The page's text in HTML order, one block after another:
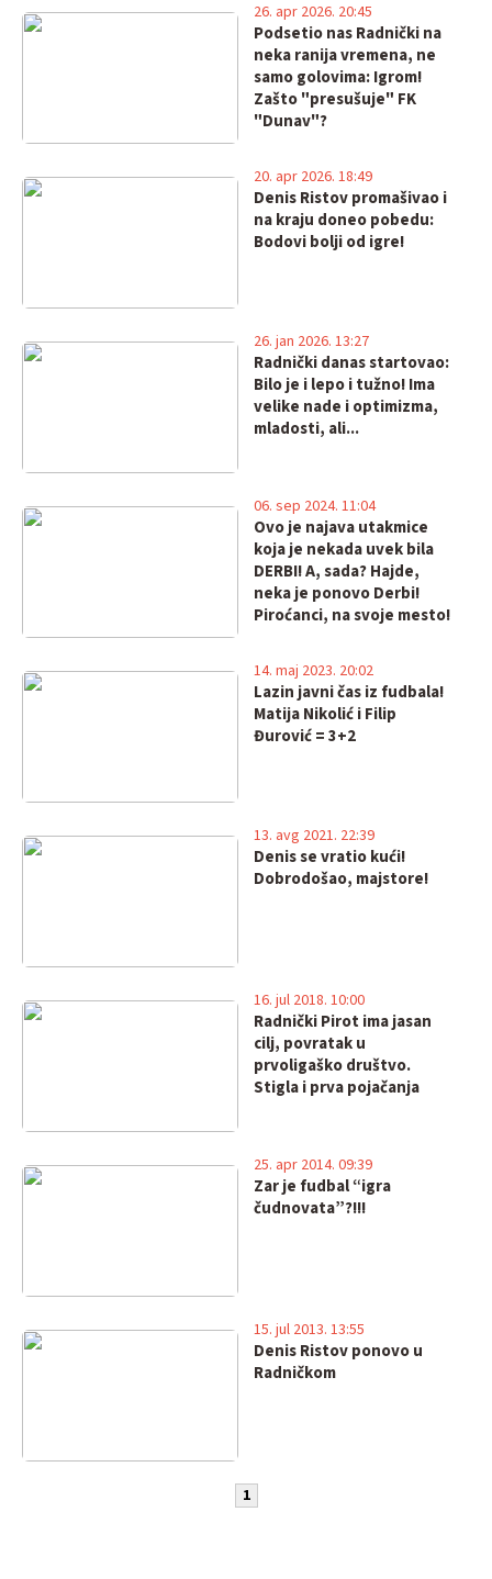
Podsetio nas Radnički na
neka ranija vremena, ne
samo golovima: Igrom!
Zašto "presušuje" FK
"Dunav"?
26. apr 2026. 20:45
Denis Ristov promašivao i
na kraju doneo pobedu:
Bodovi bolji od igre!
20. apr 2026. 18:49
Radnički danas startovao:
Bilo je i lepo i tužno! Ima
velike nade i optimizma,
mladosti, ali...
26. jan 2026. 13:27
Ovo je najava utakmice
koja je nekada uvek bila
DERBI! A, sada? Hajde,
neka je ponovo Derbi!
Piroćanci, na svoje mesto!
06. sep 2024. 11:04
Lazin javni čas iz fudbala!
Matija Nikolić i Filip
Đurović = 3+2
14. maj 2023. 20:02
Denis se vratio kući!
Dobrodošao, majstore!
13. avg 2021. 22:39
Radnički Pirot ima jasan
cilj, povratak u
prvoligaško društvo.
Stigla i prva pojačanja
16. jul 2018. 10:00
Zar je fudbal “igra
čudnovata”?!!!
25. apr 2014. 09:39
Denis Ristov ponovo u
Radničkom
15. jul 2013. 13:55
1